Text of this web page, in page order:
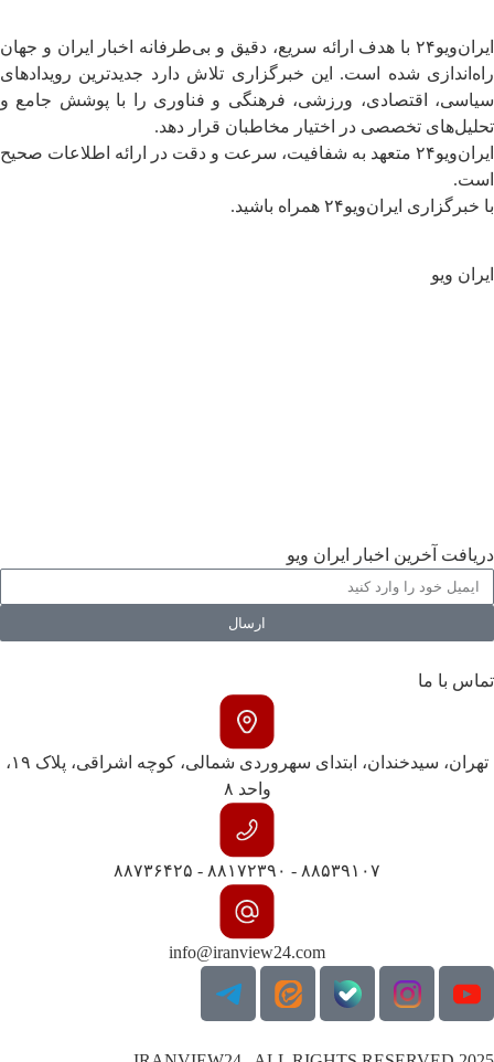
ایران‌ویو۲۴ با هدف ارائه سریع، دقیق و بی‌طرفانه اخبار ایران و جهان
راه‌اندازی شده است. این خبرگزاری تلاش دارد جدیدترین رویدادهای
سیاسی، اقتصادی، ورزشی، فرهنگی و فناوری را با پوشش جامع و
تحلیل‌های تخصصی در اختیار مخاطبان قرار دهد.
ایران‌ویو۲۴ متعهد به شفافیت، سرعت و دقت در ارائه اطلاعات صحیح
است.
با خبرگزاری ایران‌ویو۲۴ همراه باشید.
ایران ویو
دریافت آخرین اخبار ایران ویو
ارسال
تماس با ما
تهران، سیدخندان، ابتدای سهروردی شمالی، کوچه اشراقی، پلاک ۱۹،
واحد ۸
۸۸۵۳۹۱۰۷ - ۸۸۱۷۲۳۹۰ - ۸۸۷۳۶۴۲۵
info@iranview24.com